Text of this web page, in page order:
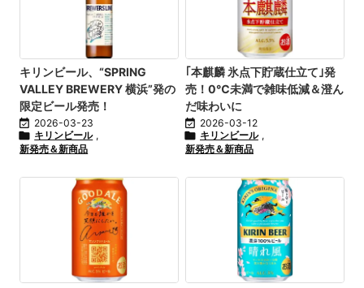

次へ

キリンビール、“SPRING
VALLEY BREWERY 横浜”発の
限定ビール発売！
 2026-03-23
 キリンビール ,
新発売＆新商品
｢本麒麟 氷点下貯蔵仕立て｣発
売！0℃未満で雑味低減＆澄ん
だ味わいに
 2026-03-12
 キリンビール ,
新発売＆新商品